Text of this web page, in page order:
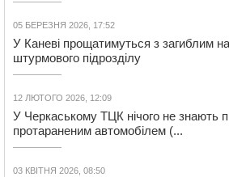
05 БЕРЕЗНЯ 2026, 17:52
У Каневі прощатимуться з загиблим
штурмового підрозділу
12 ЛЮТОГО 2026, 12:09
У Черкаському ТЦК нічого не знають
протараненим автомобілем (...
03 КВІТНЯ 2026, 08:50